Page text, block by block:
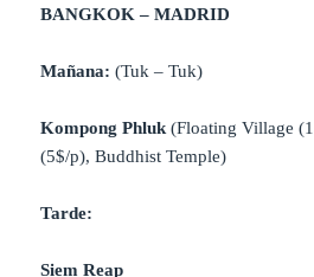
BANGKOK – MADRID
Mañana:(Tuk – Tuk)
Kompong Phluk (Floating Village
(5$/p), Buddhist Temple)
Tarde:
Siem Reap